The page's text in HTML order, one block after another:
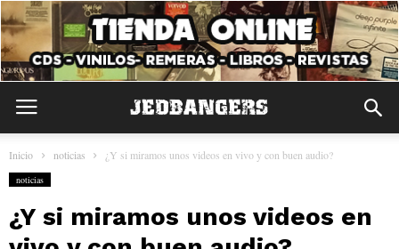
Inicio noticias ¿Y si miramos unos videos en vivo y con buen audio?
noticias
¿Y si miramos unos videos en